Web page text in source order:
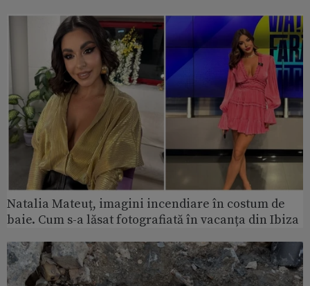
Natalia Mateuț, imagini incendiare în costum de
baie. Cum s-a lăsat fotografiată în vacanța din Ibiza